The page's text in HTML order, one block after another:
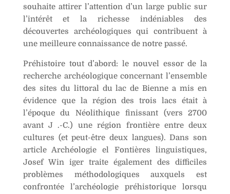
souhaite attirer l’attention d’un large public sur
l’intérêt et la richesse indéniables des
découvertes archéologiques qui contribuent à
une meilleure connaissance de notre passé.
Préhistoire tout d’abord: le nouvel essor de la
recherche archéologique concernant l’ensemble
des sites du littoral du lac de Bienne a mis en
évidence que la région des trois lacs était à
l’époque du Néolithique finissant (vers 2700
avant J .-C.) une région frontière entre deux
cultures (et peut-être deux langues). Dans son
article Archéologie el Fontières linguistiques,
Josef Win iger traite également des difficiles
problèmes méthodologiques auxquels est
confrontée l’archéologie préhistorique lorsqu